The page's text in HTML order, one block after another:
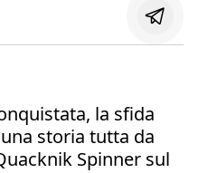
la sfida
storia tutta da
Spinner sul